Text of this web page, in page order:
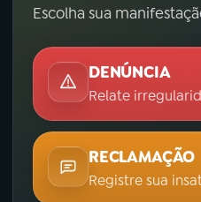
Escolha sua
DENÚNCIA
Relate
RECLAMAÇÃO
Registre sua